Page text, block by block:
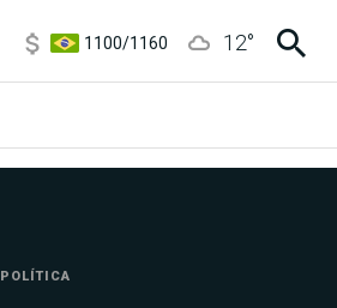
3,8/4
12°
POLÍTICA